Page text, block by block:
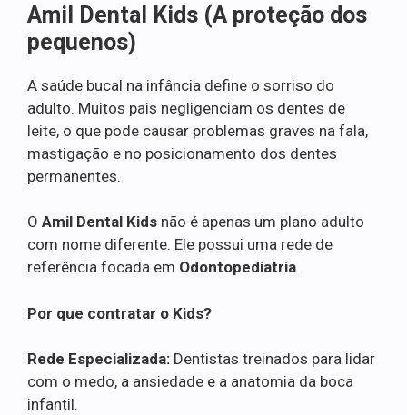
Amil Dental Kids (A proteção dos
pequenos)
A saúde bucal na infância define o sorriso do
adulto. Muitos pais negligenciam os dentes de
leite, o que pode causar problemas graves na fala,
mastigação e no posicionamento dos dentes
permanentes.
O Amil Dental Kids não é apenas um plano adulto
com nome diferente. Ele possui uma rede de
referência focada em Odontopediatria.
Por que contratar o Kids?
Rede Especializada: Dentistas treinados para lidar
com o medo, a ansiedade e a anatomia da boca
infantil.